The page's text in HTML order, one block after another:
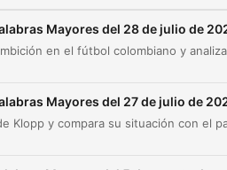
Mayores del 28 de julio de
Mayores del 27 de julio de